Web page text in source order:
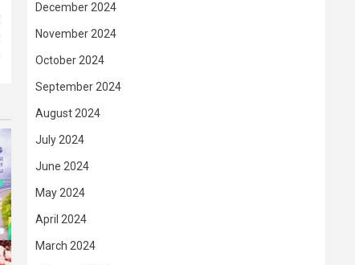
December 2024
November 2024
October 2024
September 2024
August 2024
July 2024
June 2024
May 2024
April 2024
March 2024